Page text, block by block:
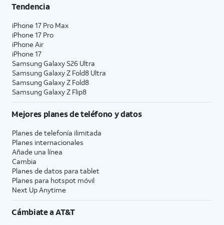
Tendencia
iPhone 17 Pro Max
iPhone 17 Pro
iPhone Air
iPhone 17
Samsung Galaxy S26 Ultra
Samsung Galaxy Z Fold8 Ultra
Samsung Galaxy Z Fold8
Samsung Galaxy Z Flip8
Mejores planes de teléfono y datos
Planes de telefonía ilimitada
Planes internacionales
Añade una línea
Cambia
Planes de datos para tablet
Planes para hotspot móvil
Next Up Anytime
Cámbiate aAT&T